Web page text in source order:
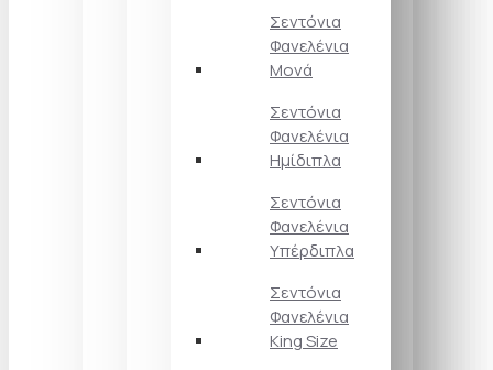
Σεντόνια
Φανελένια
Μονά
Σεντόνια
Φανελένια
Ημίδιπλα
Σεντόνια
Φανελένια
Υπέρδιπλα
Σεντόνια
Φανελένια
King Size